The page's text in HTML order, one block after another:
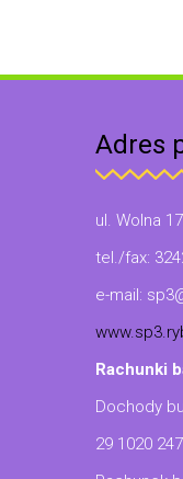
Adres
ul. Wolna
tel./fax:
e-mail:
Rachunki
Dochody
29 1020